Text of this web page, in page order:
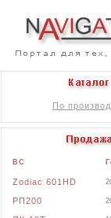
По
ВС
Zodiac 601HD
РП200